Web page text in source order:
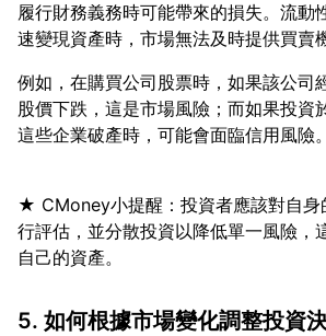
履行財務義務時可能帶來的損失。流動
例如，在購買公司股票時，如果該公司
股價下跌，這是市場風險；而如果投資
★ CMoney小提醒：投資者應該對自身
行評估，並分散投資以降低單一風險，
5. 如何根據市場變化調整投資